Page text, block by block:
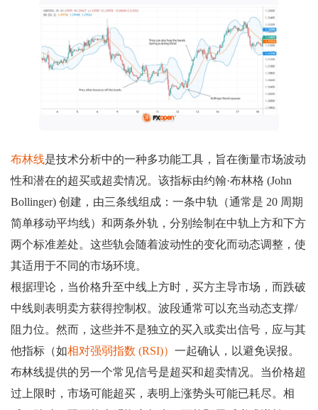
布林线是技术分析中的一种多功能工具，旨在衡量市场波动
性和潜在的超买或超卖情况。该指标由约翰·布林格 (John
Bollinger) 创建，由三条线组成：一条中轨（通常是 20 周期
简单移动平均线）和两条外轨，分别绘制在中轨上方和下方
两个标准差处。这些轨会随着波动性的变化而动态调整，使
其适用于不同的市场环境。
根据理论，当价格升至中线上方时，买方主导市场，而跌破
中线则表明卖方获得控制权。波段通常可以充当动态支撑/
阻力位。然而，这些并不是独立的买入或卖出信号，应与其
他指标（如相对强弱指数 (RSI)） 一起确认，以避免误报。
布林线提供的另一个常见信号是超买和超卖情况。当价格超
过上限时，市场可能超买，表明上涨势头可能已耗尽。相